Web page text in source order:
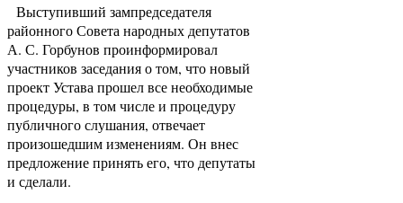
Выступивший зампредседателя
районного Совета народных депутатов
А. С. Горбунов проинформировал
участников заседания о том, что новый
проект Устава прошел все необходимые
процедуры, в том числе и процедуру
публичного слушания, отвечает
произошедшим изменениям. Он внес
предложение принять его, что депутаты
и сделали.